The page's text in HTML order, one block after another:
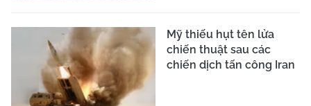
Mỹ thiếu hụt tên lửa
chiến thuật sau các
chiến dịch tấn công Iran